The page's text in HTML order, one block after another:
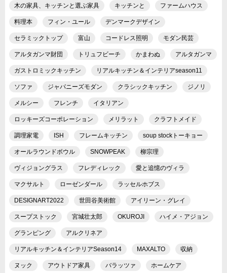
木の家具、キッチンと選ぶ家具 キッチンと ファームハウス
料理本 フィン・ユール デンマークデザイン
セラミックトップ 富山 コードレス照明 モダン民芸
アルタガンマ財団 トリュフビーチ かまわぬ アルタガンマ
ガストロミックキッチン リアルキッチン＆インテリアseason11
ソファ ジャパニーズモダン クラシックキッチン ジノリ
メルシー フレンチ イタリアン
ロッキーズコーポレーション メリラット クラフトメイド
調理家電 ISH フレームキッチン soup stockトーキョー
オールラウンドボウル SNOWPEAK 柳宗理
ヴィジョングラス フレディレック 愛と追憶のヴィラ
マクサルト ローゼンダール ラッセルホブス
DESIGNART2022 世田谷美術館 アイリーン・グレイ
スープストック 宮城壮太郎 OKUROJI ハイメ・アジョン
グランピング アルクリネア
リアルキッチン＆インテリアSeason14 MAXALTO 収納
ヌック アウトドア家具 バラッツァ ホームケア